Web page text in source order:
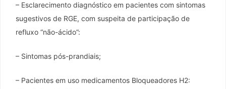
– Esclarecimento diagnóstico em pacientes com sintomas
sugestivos de RGE, com suspeita de participação de
refluxo “não-ácido”:
– Sintomas pós-prandiais;
– Pacientes em uso medicamentos Bloqueadores H2: